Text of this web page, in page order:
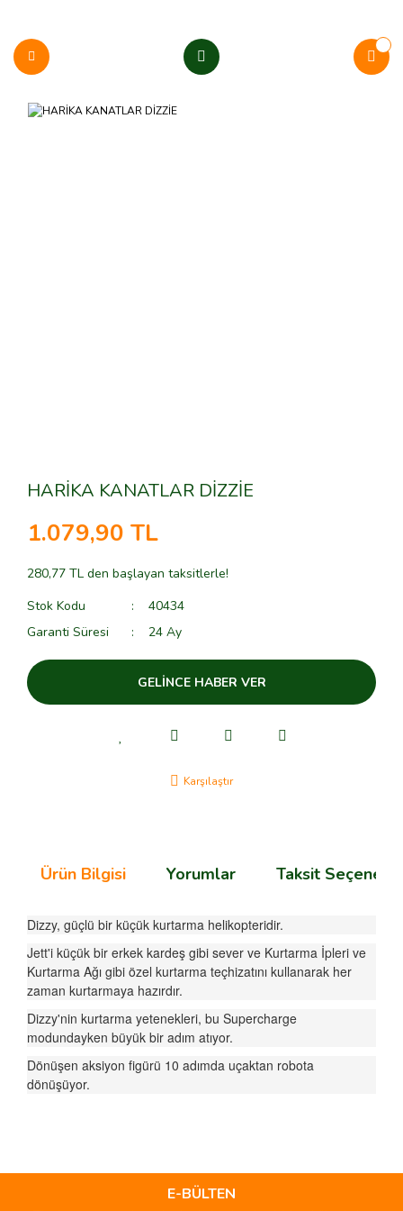
HARİKA KANATLAR DİZZİE
1.079,90 TL
280,77 TL den başlayan taksitlerle!
Stok Kodu
40434
Garanti Süresi
24 Ay
GELİNCE HABER VER
Karşılaştır
Ürün Bilgisi Yorumlar Taksit
Dizzy, güçlü bir küçük kurtarma helikopteridir.
Jett'i küçük bir erkek kardeş gibi sever ve Kurtarma İpleri ve
Kurtarma Ağı gibi özel kurtarma teçhizatını kullanarak her
zaman kurtarmaya hazırdır.
Dizzy'nin kurtarma yetenekleri, bu Supercharge
modundayken büyük bir adım atıyor.
Dönüşen aksiyon figürü 10 adımda uçaktan robota
dönüşüyor.
kullanarak tarafımıza iletebilirsiniz.
Görüş ve önerileriniz için teşekkür ederiz.
E-BÜLTEN